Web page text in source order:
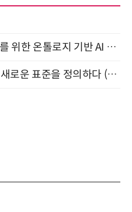
모든 업무 담당자(비개발자)를 위한 온톨로지 기반 AI 지식체계 설계 1-day 워크숍 8월 20일 개최
차세대 AICC, 고객 서비스의 새로운 표준을 정의하다 (9/9)